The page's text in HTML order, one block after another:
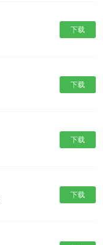
下载
下载
下载
下载